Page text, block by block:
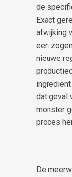
de
Exact
afwijking
een
nieuwe
dat geval
monster
proces
De